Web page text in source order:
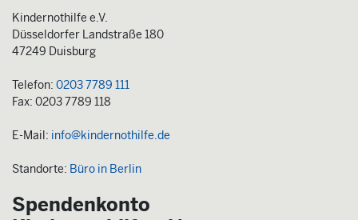
Kindernothilfe e.V.
Düsseldorfer Landstraße 180
47249 Duisburg
Telefon: 0203 7789 111
Fax: 0203 7789 118
E-Mail: info@kindernothilfe.de
Standorte: Büro in Berlin
Spendenkonto